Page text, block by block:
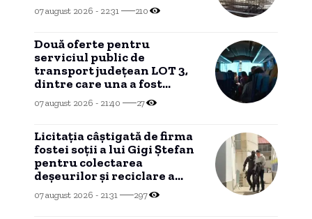
07 august 2026 - 22:31 210
Două oferte pentru
serviciul public de
transport județean LOT 3,
dintre care una a fost
declarată INADMISIBILĂ
07 august 2026 - 21:40 27
Licitația câștigată de firma
fostei soții a lui Gigi Ștefan
pentru colectarea
deșeurilor și reciclare a
ajuns în instanță
07 august 2026 - 21:31 297